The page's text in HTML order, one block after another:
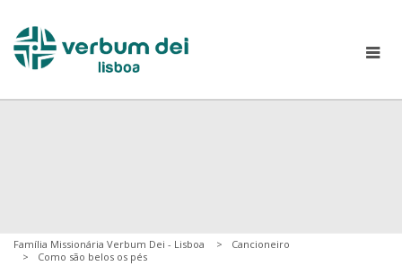
Família Missionária Verbum Dei - Lisboa
Cancioneiro
Como são belos os pés